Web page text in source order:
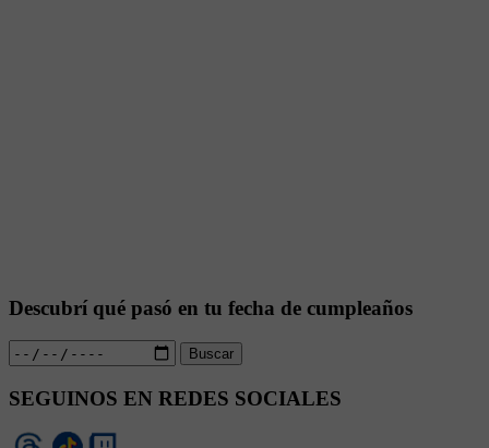
Descubrí qué pasó en tu fecha de cumpleaños
Buscar
SEGUINOS EN REDES SOCIALES